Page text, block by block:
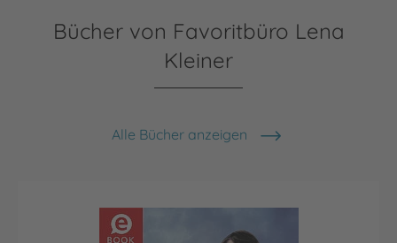
Bücher von Favoritbüro Lena
Kleiner
Alle Bücher anzeigen